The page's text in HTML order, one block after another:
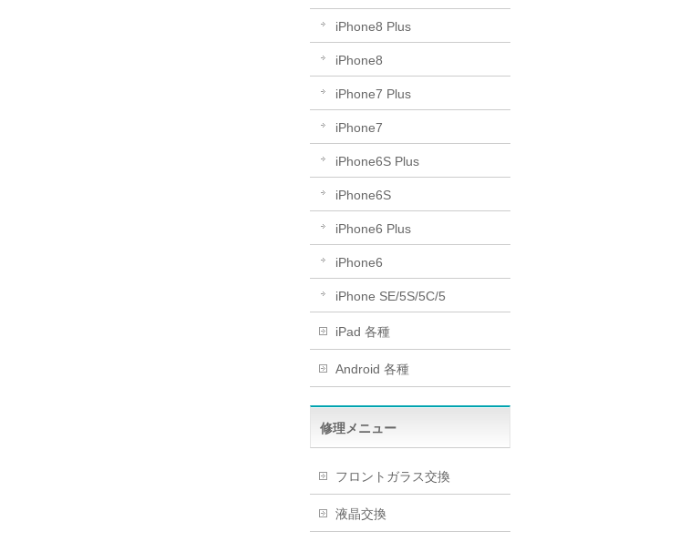
iPhone8 Plus
iPhone8
iPhone7 Plus
iPhone7
iPhone6S Plus
iPhone6S
iPhone6 Plus
iPhone6
iPhone SE/5S/5C/5
iPad 各種
Android 各種
修理メニュー
フロントガラス交換
液晶交換